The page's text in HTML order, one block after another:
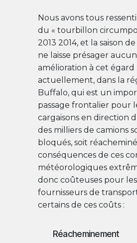
Nous avons tous
du « tourbillon
2013 2014, et la saison de
ne laisse présager
amélioration à cet égard :
actuellement, dans la
Buffalo, qui est un
passage frontalier pour
cargaisons en direction
des milliers de camions
bloqués, soit
conséquences de ces
météorologiques
donc coûteuses pour les
fournisseurs de
certains de ces coûts :
Réacheminement